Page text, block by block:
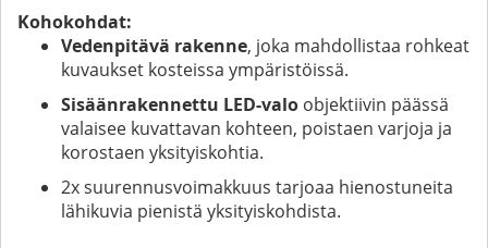
Kohokohdat:
Vedenpitävä rakenne, joka mahdollistaa rohkeat
kuvaukset kosteissa ympäristöissä.
Sisäänrakennettu LED-valo objektiivin päässä
valaisee kuvattavan kohteen, poistaen varjoja ja
korostaen yksityiskohtia.
2x suurennusvoimakkuus tarjoaa hienostuneita
lähikuvia pienistä yksityiskohdista.